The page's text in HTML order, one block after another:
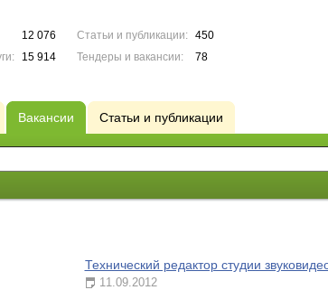
12 076
15 914
Статьи и публикации:
450
Тендеры и вакансии:
78
Вакансии Статьи и публикации
Технический редактор студии
11.09.2012